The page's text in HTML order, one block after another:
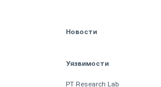
Новости
Уязвимости
PT Research Lab